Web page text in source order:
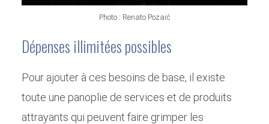
Photo : Renato Pozaić
Dépenses illimitées possibles
Pour ajouter à ces besoins de base, il existe
toute une panoplie de services et de produits
attrayants qui peuvent faire grimper les